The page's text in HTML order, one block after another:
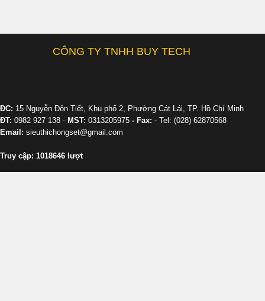
CÔNG TY TNHH BUY TECH
ĐC: 15 Nguyễn Đôn Tiết, Khu phố 2, Phường Cát Lái, TP. Hồ Chí Minh
ĐT: 0982 927 138 - MST: 0313205975 - Fax: - Tel: (028) 62870568
Email: sieuthichongset@gmail.com
Truy cập: 1018646 lượt